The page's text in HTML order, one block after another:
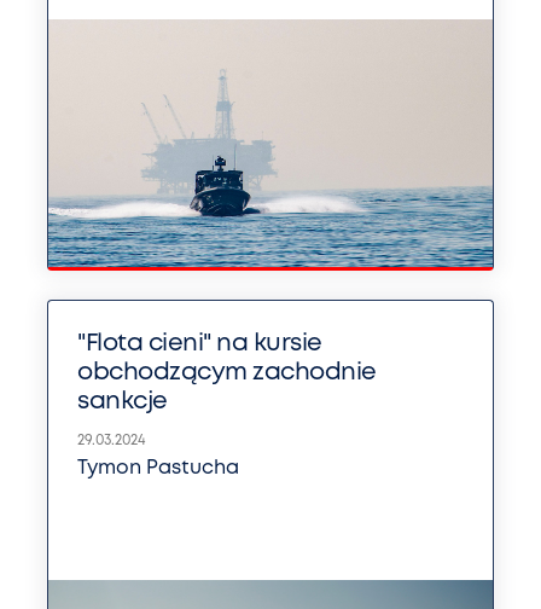
"Flota cieni" na kursie
obchodzącym zachodnie
sankcje
29.03.2024
Tymon Pastucha